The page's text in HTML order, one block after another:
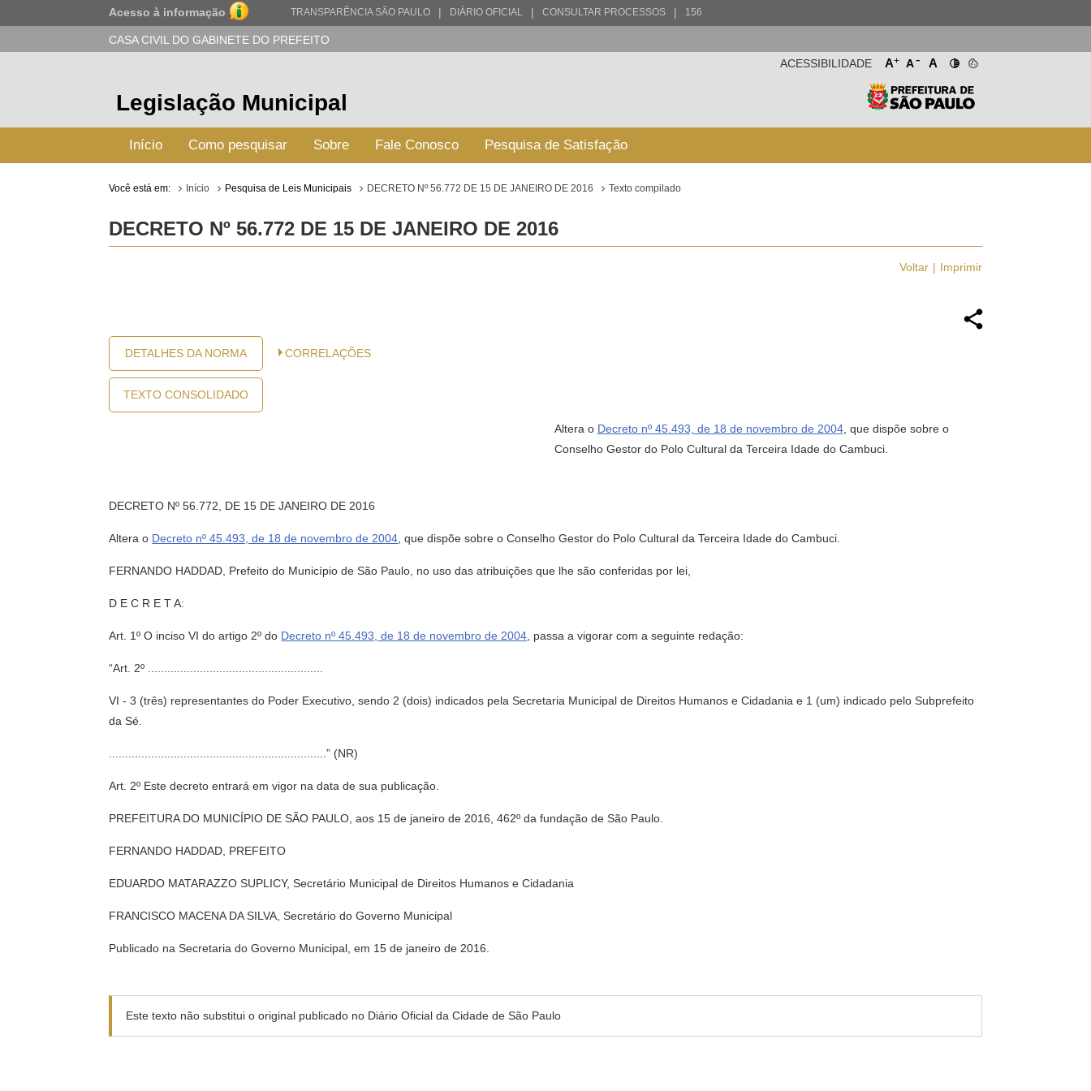
Acesso à informação TRANSPARÊNCIA SÃO PAULO | DIÁRIO OFICIAL | CONSULTAR PROCESSOS | 156
CASA CIVIL DO GABINETE DO PREFEITO
A+ A- A
ACESSIBILIDADE
Legislação Municipal
Início Como pesquisar Sobre Fale Conosco Pesquisa de Satisfação
Você está em: Início Pesquisa de Leis Municipais DECRETO Nº 56.772 DE 15 DE JANEIRO DE 2016 Texto compilado
DECRETO Nº 56.772 DE 15 DE JANEIRO DE 2016
Voltar Imprimir
DETALHES DA NORMA
TEXTO CONSOLIDADO
CORRELAÇÕES
Altera o Decreto nº 45.493, de 18 de novembro de 2004, que dispõe sobre o
Conselho Gestor do Polo Cultural da Terceira Idade do Cambuci.
DECRETO Nº 56.772, DE 15 DE JANEIRO DE 2016
Altera o Decreto nº 45.493, de 18 de novembro de 2004 , que dispõe sobre o Conselho Gestor do Polo Cultural da Terceira Idade do Cambuci.
FERNANDO HADDAD, Prefeito do Município de São Paulo, no uso das atribuições que lhe são conferidas por lei,
D E C R E T A:
Art. 1º O inciso VI do artigo 2º do Decreto nº 45.493, de 18 de novembro de 2004 , passa a vigorar com a seguinte redação:
“Art. 2º ......................................................
VI - 3 (três) representantes do Poder Executivo, sendo 2 (dois) indicados pela Secretaria Municipal de Direitos Humanos e Cidadania e 1 (um) indicado pelo Subprefeito
da Sé.
...................................................................” (NR)
Art. 2º Este decreto entrará em vigor na data de sua publicação.
PREFEITURA DO MUNICÍPIO DE SÃO PAULO, aos 15 de janeiro de 2016, 462º da fundação de São Paulo.
FERNANDO HADDAD, PREFEITO
EDUARDO MATARAZZO SUPLICY, Secretário Municipal de Direitos Humanos e Cidadania
FRANCISCO MACENA DA SILVA, Secretário do Governo Municipal
Publicado na Secretaria do Governo Municipal, em 15 de janeiro de 2016.
Este texto não substitui o original publicado no Diário Oficial da Cidade de São Paulo